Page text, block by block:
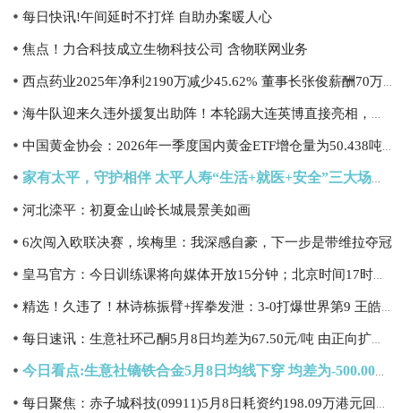
每日快讯!午间延时不打烊 自助办案暖人心
焦点！力合科技成立生物科技公司 含物联网业务
河北滦平：初夏金山岭长城晨景美如画
6次闯入欧联决赛，埃梅里：我深感自豪，下一步是带维拉夺冠